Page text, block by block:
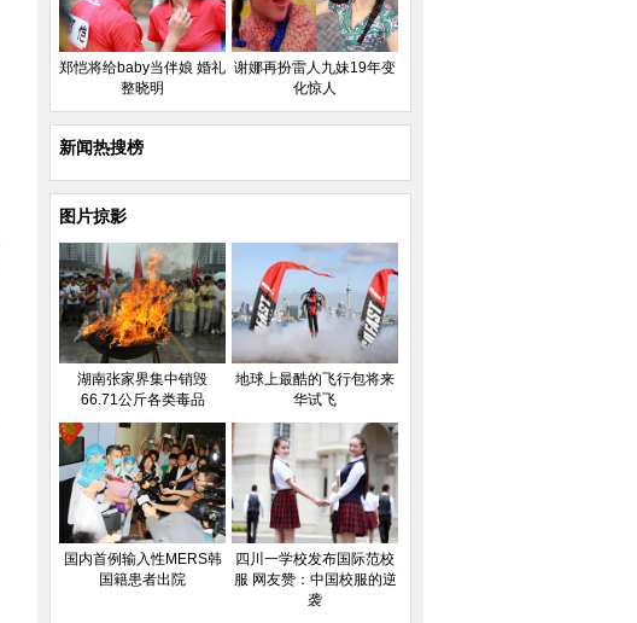
郑恺将给baby当伴娘 婚礼
整晓明
谢娜再扮雷人九妹19年变
化惊人
新闻热搜榜
图片掠影
湖南张家界集中销毁
66.71公斤各类毒品
地球上最酷的飞行包将来
华试飞
国内首例输入性MERS韩
国籍患者出院
四川一学校发布国际范校
服 网友赞：中国校服的逆
袭